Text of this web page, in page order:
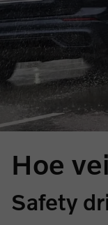
Hoe
Safety